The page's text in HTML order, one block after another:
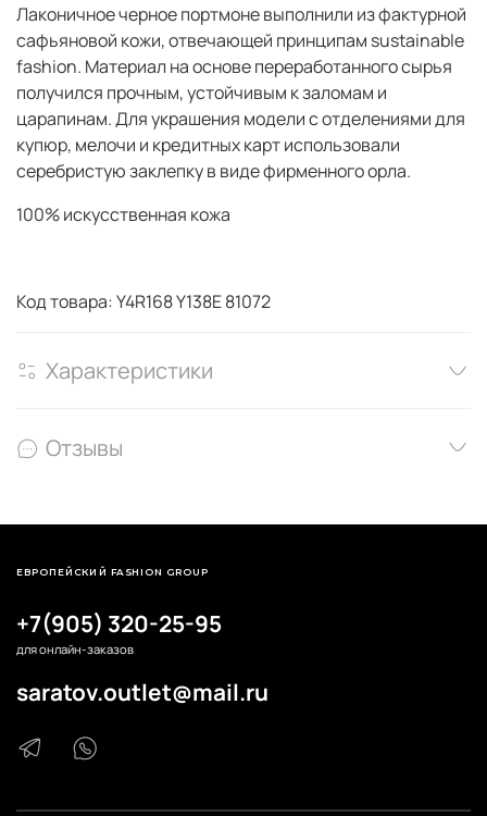
Лаконичное черное портмоне выполнили из фактурной
сафьяновой кожи, отвечающей принципам sustainable
fashion. Материал на основе переработанного сырья
получился прочным, устойчивым к заломам и
царапинам. Для украшения модели с отделениями для
купюр, мелочи и кредитных карт использовали
серебристую заклепку в виде фирменного орла.
100% искусственная кожа
Код товара: Y4R168 Y138E 81072
Характеристики
Отзывы
+7(905) 320-25-95
для онлайн-заказов
saratov.outlet@mail.ru
ЕВРОПЕЙСКИЙ FASHION GROUP